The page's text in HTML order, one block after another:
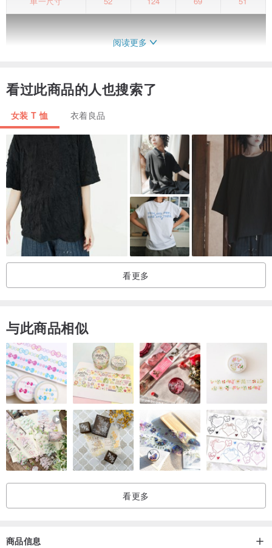
經典的黑白條紋加持下，一件基礎款的打底也能顯得獨具一格，
基礎百搭的版型，流暢的裁剪，上身幹凈利落
柔軟輕膚的面料，給予愛膚最大的信任
阅读更多
看过此商品的人也搜索了
女装 T 恤 衣着良品
看更多
与此商品相似
看更多
商品信息